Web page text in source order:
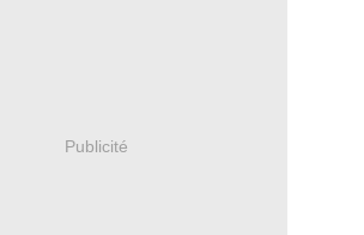
Publicité